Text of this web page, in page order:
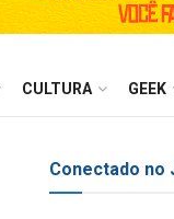
CULTURA GEEK
Conectado no